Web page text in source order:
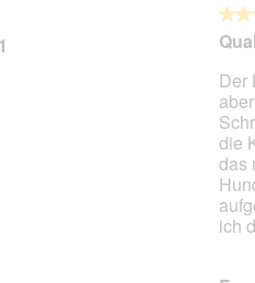
1
3
5
Der
die
das
ich